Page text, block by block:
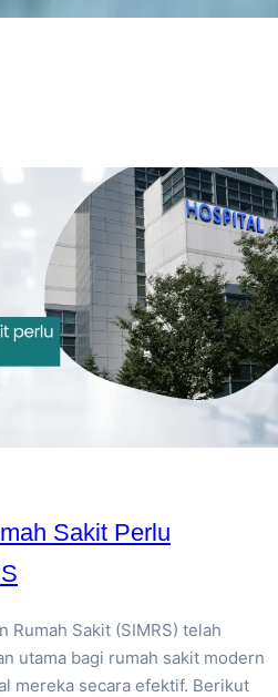
Sakit Perlu
Rumah Sakit (SIMRS) telah
utama bagi rumah sakit modern
mereka secara efektif. Berikut